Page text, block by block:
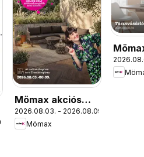
Mömax akciós
újság
2026.08.03. - 2026.08.09.
Mömax
újság